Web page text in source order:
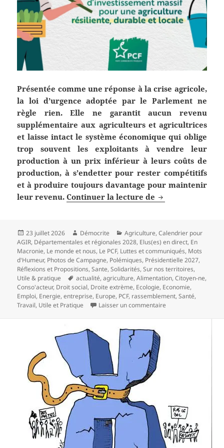
Présentée comme une réponse à la crise agricole,
la loi d’urgence adoptée par le Parlement ne
règle rien. Elle ne garantit aucun revenu
supplémentaire aux agriculteurs et agricultrices
et laisse intact le système économique qui oblige
trop souvent les exploitants à vendre leur
production à un prix inférieur à leurs coûts de
production, à s’endetter pour rester compétitifs
et à produire toujours davantage pour maintenir
leur revenu.Continuer la lecture de Agriculture :
Publié
le
23 juillet 2026 Auteur
Démocrite Catégories
Agriculture,Calendrier pour
AGIR, Départementales et régionales 2028, Elus(es) en direct, En
Macronie, Le monde et nous, Le PCF, Luttes et communiqués, Mots
d'Humeur, Photos de Campagne, Polémiques, Présidentielle 2027,
Réflexions et Propositions,Sante,Solidarités,Sur nos territoires,
Utile & pratique
Mots-
clés
actualité,agriculture,Alimentation,Citoyen-ne,
Conso'acteur, Droit social, Droite extrème, Ecologie, Economie,
Emploi, Energie,entreprise, Europe, PCF, rassemblement,Santé,
Travail, Utile et Pratique Laisser un commentaire